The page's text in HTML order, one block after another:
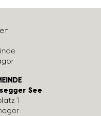
See
1